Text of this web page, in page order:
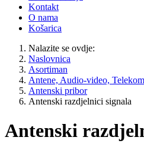
Kontakt
O nama
Košarica
Nalazite se ovdje:
Naslovnica
Asortiman
Antene, Audio-video,
Antenski pribor
Antenski razdjelnici signala
Antenski